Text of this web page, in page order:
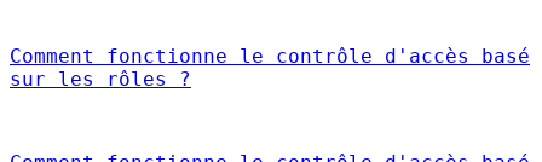
Comment fonctionne le contrôle d'accès basé
sur les rôles ?